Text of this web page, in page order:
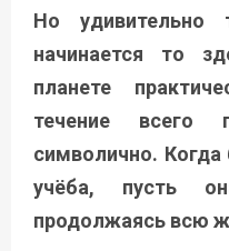
Но
начинается то
планете
течение
символично.
учёба, пусть
продолжаясь всю